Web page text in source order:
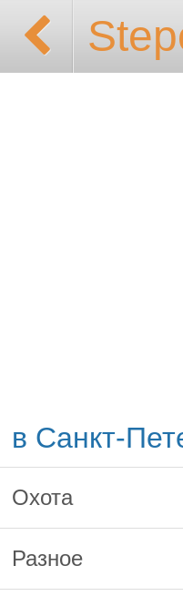
в Санкт-
Охота
Разное